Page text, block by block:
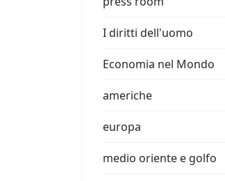
I diritti dell'uomo
Economia nel Mondo
americhe
europa
medio oriente e golfo